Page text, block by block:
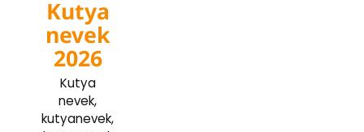
content
Kutya
nevek
2026
Kutya
nevek,
kutyanevek,